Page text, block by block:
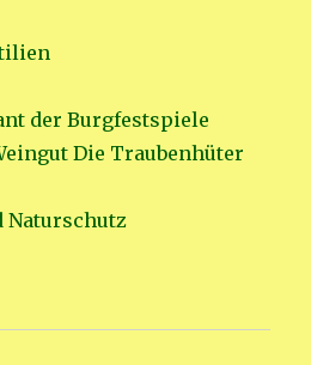
der Burgfestspiele
Die Traubenhüter
Naturschutz